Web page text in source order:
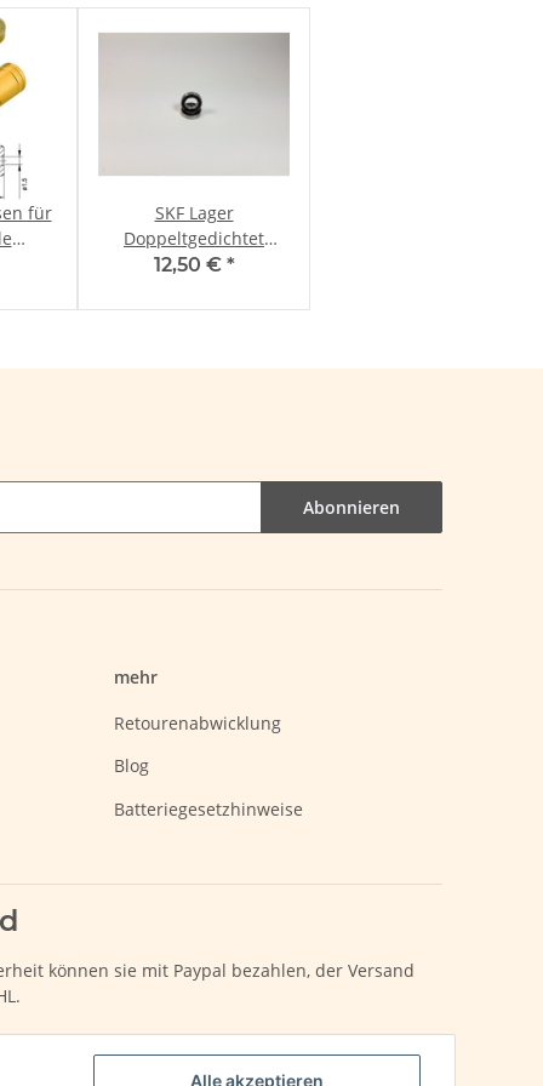
für
SKF Lager
Doppeltgedichtet
17x30x7mm für Naben
12,50 € *
Abonnieren
mehr
Retourenabwicklung
Blog
Batteriegesetzhinweise
können sie mit Paypal bezahlen, der Versand
Alle akzeptieren